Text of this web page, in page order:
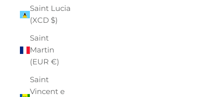
Saint Lucia
(XCD $)
Saint
Martin
(EUR €)
Saint
Vincent e